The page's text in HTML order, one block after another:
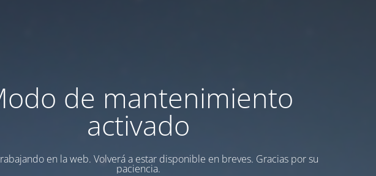
de mantenimiento
activado
en la web. Volverá a estar disponible en breves. Gracias por su
paciencia.